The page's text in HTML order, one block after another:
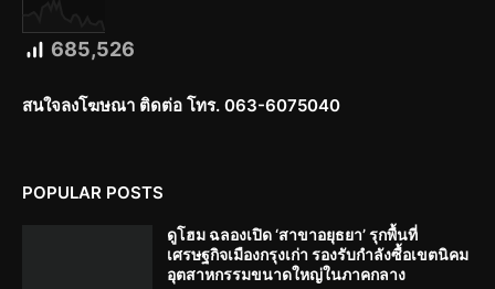
685,526
สนใจลงโฆษณา ติดต่อ โทร. 063-6075040
POPULAR POSTS
ดูโฮม ฉลองเปิด ‘สาขาอยุธยา’ รุกพื้นที่
เศรษฐกิจเมืองกรุงเก่า รองรับกำลังซื้อเขตนิคม
อุตสาหกรรมขนาดใหญ่ในภาคกลาง